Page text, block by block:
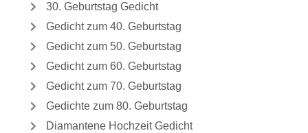
30. Geburtstag Gedicht
Gedicht zum 40. Geburtstag
Gedicht zum 50. Geburtstag
Gedicht zum 60. Geburtstag
Gedicht zum 70. Geburtstag
Gedichte zum 80. Geburtstag
Diamantene Hochzeit Gedicht